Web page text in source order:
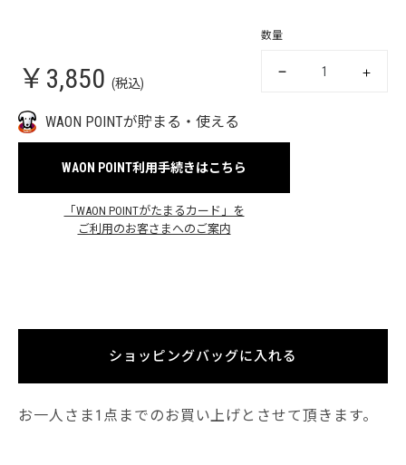
￥3,850 (税込)
数量
WAON POINTが貯まる・使える
WAON POINT利用手続きはこちら
「WAON POINTがたまるカード」を
ご利用のお客さまへのご案内
ショッピングバッグに入れる
お一人さま1点までのお買い上げとさせて頂きます。